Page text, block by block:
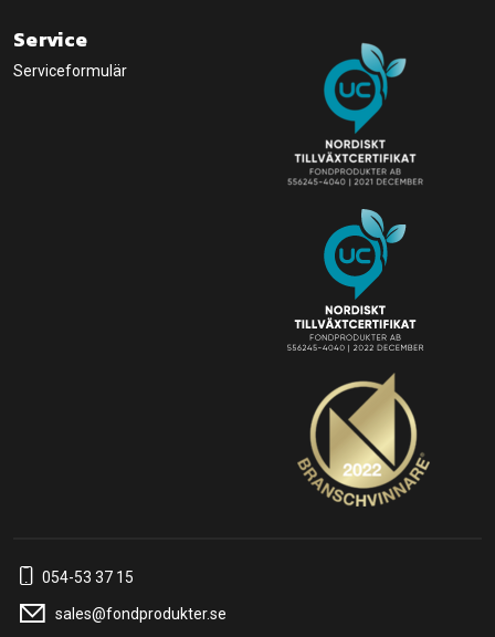
Service
Serviceformulär
054-53 37 15
sales@fondprodukter.se